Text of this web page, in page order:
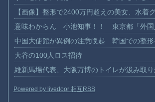
【画像】整形で2400万円超えの美女、水着
意味わからん 小池知事！！ 東京都「外国
中国大使館が異例の注意喚起 韓国での整
大谷の100人ロス招待
維新馬場代表、大阪万博のトイレが汲み取
Powered by livedoor 相互RSS